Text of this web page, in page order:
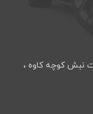
نبش كوچه كاوه ،